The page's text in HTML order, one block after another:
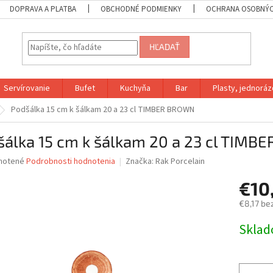
DOPRAVA A PLATBA OBCHODNÉ PODMIENKY OCHRANA
HĽADAŤ
Servírovanie Bufet Kuchyňa Bar Plasty,
Podšálka 15 cm k šálkam 20 a 23 cl TIMBER BROWN
15 cm k šálkam 20 a 23 cl
Podrobnosti hodnotenia Značka: Rak Porcelain
€8,17
cena: